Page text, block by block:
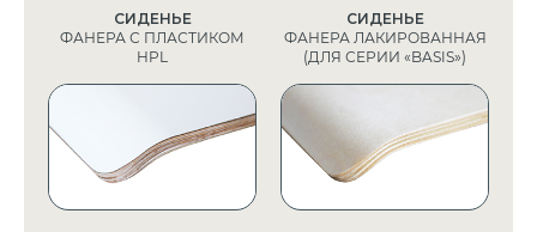
СИДЕНЬЕ
ФАНЕРА С ПЛАСТИКОМ
HPL
СИДЕНЬЕ
ФАНЕРА ЛАКИРОВАННАЯ
(ДЛЯ СЕРИИ «BASIS»)